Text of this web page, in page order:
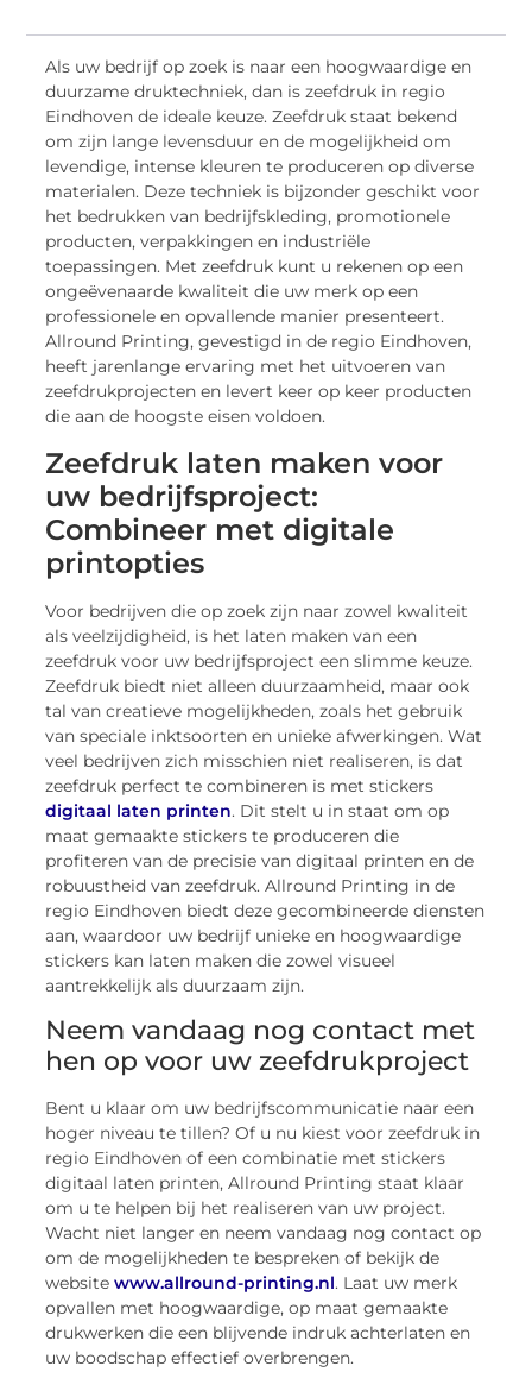
Als uw bedrijf op zoek is naar een hoogwaardige en
duurzame druktechniek, dan is zeefdruk in regio
Eindhoven de ideale keuze. Zeefdruk staat bekend
om zijn lange levensduur en de mogelijkheid om
levendige, intense kleuren te produceren op diverse
materialen. Deze techniek is bijzonder geschikt voor
het bedrukken van bedrijfskleding, promotionele
producten, verpakkingen en industriële
toepassingen. Met zeefdruk kunt u rekenen op een
ongeëvenaarde kwaliteit die uw merk op een
professionele en opvallende manier presenteert.
Allround Printing, gevestigd in de regio Eindhoven,
heeft jarenlange ervaring met het uitvoeren van
zeefdrukprojecten en levert keer op keer producten
die aan de hoogste eisen voldoen.
Zeefdruk laten maken voor
uw bedrijfsproject:
Combineer met digitale
printopties
Voor bedrijven die op zoek zijn naar zowel kwaliteit
als veelzijdigheid, is het laten maken van een
zeefdruk voor uw bedrijfsproject een slimme keuze.
Zeefdruk biedt niet alleen duurzaamheid, maar ook
tal van creatieve mogelijkheden, zoals het gebruik
van speciale inktsoorten en unieke afwerkingen. Wat
veel bedrijven zich misschien niet realiseren, is dat
zeefdruk perfect te combineren is met stickers
digitaal laten printen. Dit stelt u in staat om op
maat gemaakte stickers te produceren die
profiteren van de precisie van digitaal printen en de
robuustheid van zeefdruk. Allround Printing in de
regio Eindhoven biedt deze gecombineerde diensten
aan, waardoor uw bedrijf unieke en hoogwaardige
stickers kan laten maken die zowel visueel
aantrekkelijk als duurzaam zijn.
Neem vandaag nog contact met
hen op voor uw zeefdrukproject
Bent u klaar om uw bedrijfscommunicatie naar een
hoger niveau te tillen? Of u nu kiest voor zeefdruk in
regio Eindhoven of een combinatie met stickers
digitaal laten printen, Allround Printing staat klaar
om u te helpen bij het realiseren van uw project.
Wacht niet langer en neem vandaag nog contact op
om de mogelijkheden te bespreken of bekijk de
websitewww.allround-printing.nl. Laat uw merk
opvallen met hoogwaardige, op maat gemaakte
drukwerken die een blijvende indruk achterlaten en
uw boodschap effectief overbrengen.